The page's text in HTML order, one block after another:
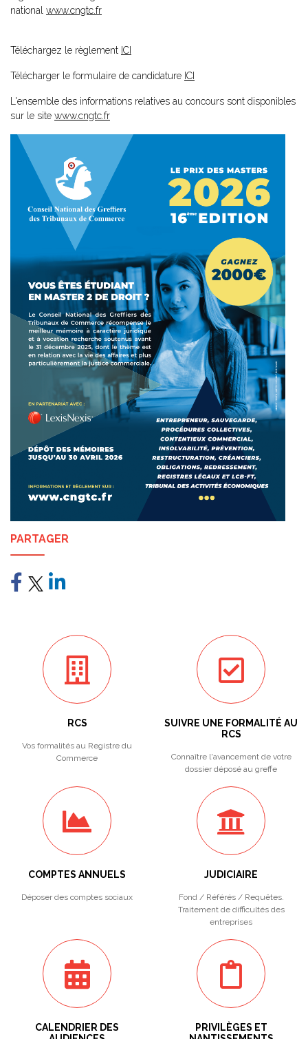
national www.cngtc.fr
Téléchargez le règlement ICI
Télécharger le formulaire de candidature ICI
L'ensemble des informations relatives au concours sont disponibles
sur le site www.cngtc.fr
PARTAGER
RCS
Vos formalités au Registre du
Commerce
SUIVRE UNE FORMALITÉ AU
RCS
Connaître l'avancement de votre
dossier déposé au greffe
COMPTES ANNUELS
Déposer des comptes sociaux
JUDICIAIRE
Fond / Référés / Requêtes.
Traitement de difficultés des
entreprises
CALENDRIER DES
PRIVILÈGES ET